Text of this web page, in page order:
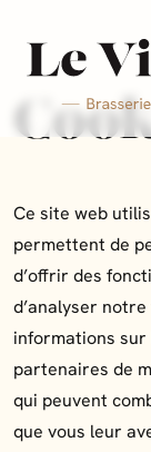
Ce site web
permettent de
d’offrir des
d’analyser
informations sur
partenaires de
qui peuvent
que vous leur